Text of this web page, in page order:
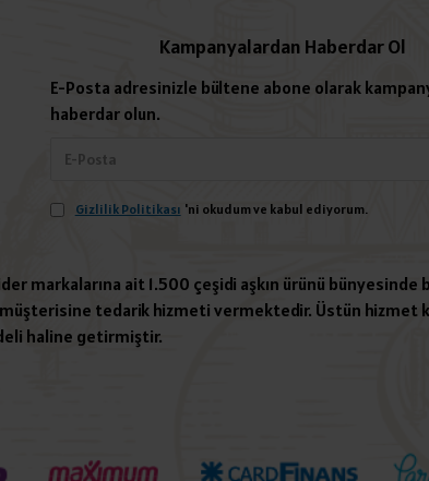
Kampanyalardan Haberdar Ol
E-Posta adresinizle bültene abone olarak
haberdar olun.
Gizlilik Politikası 'ni okudum ve kabul ediyorum.
markalarına ait 1.500 çeşidi aşkın ürünü
müşterisine tedarik hizmeti vermektedir. Üstün
haline getirmiştir.